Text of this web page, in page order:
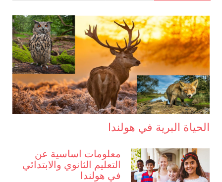
الحياة البرية في هولندا
معلومات اساسية عن
التعليم الثانوي والابتدائي
في هولندا